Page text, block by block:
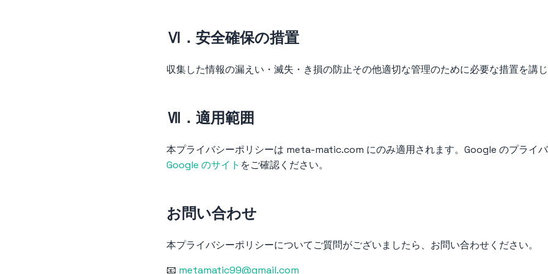
Ⅵ．安全確保の措置
収集した情報の漏えい・滅失・き損の防止その他適切な管理のために必要な措置を講じ
Ⅶ．適用範囲
本プライバシーポリシーは meta-matic.com にのみ適用されます。Google のプライ
Google のサイト をご確認ください。
お問い合わせ
本プライバシーポリシーについてご質問がございましたら、お問い合わせください。
📧 metamatic99@gmail.com